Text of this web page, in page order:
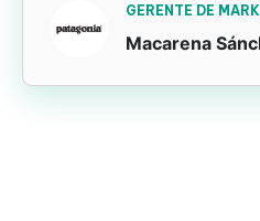
GERENTE DE
Macarena